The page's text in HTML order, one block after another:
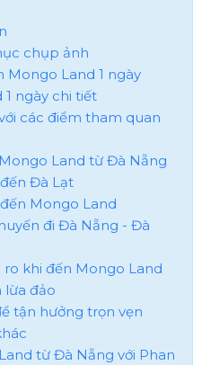
chụp ảnh
Mongo Land 1 ngày
1 ngày chi tiết
các điểm tham quan
Land từ Đà Nẵng
Đà Lạt
Mongo Land
đi Đà Nẵng - Đà
ro khi đến Mongo Land
lừa đảo
tận hưởng trọn vẹn
từ Đà Nẵng với Phan